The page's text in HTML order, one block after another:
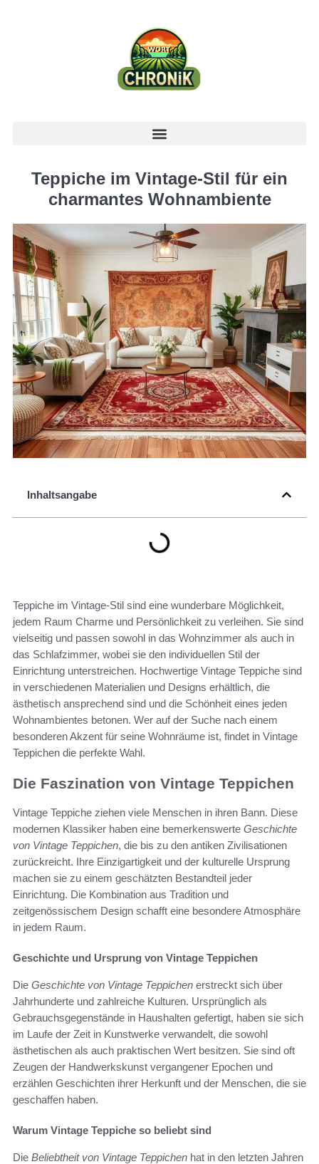
Teppiche im Vintage-Stil für ein
charmantes Wohnambiente
Inhaltsangabe
Teppiche im Vintage-Stil sind eine wunderbare Möglichkeit,
jedem Raum Charme und Persönlichkeit zu verleihen. Sie sind
vielseitig und passen sowohl in das Wohnzimmer als auch in
das Schlafzimmer, wobei sie den individuellen Stil der
Einrichtung unterstreichen. Hochwertige Vintage Teppiche sind
in verschiedenen Materialien und Designs erhältlich, die
ästhetisch ansprechend sind und die Schönheit eines jeden
Wohnambientes betonen. Wer auf der Suche nach einem
besonderen Akzent für seine Wohnräume ist, findet in Vintage
Teppichen die perfekte Wahl.
Die Faszination von Vintage Teppichen
Vintage Teppiche ziehen viele Menschen in ihren Bann. Diese
modernen Klassiker haben eine bemerkenswerte Geschichte
von Vintage Teppichen, die bis zu den antiken Zivilisationen
zurückreicht. Ihre Einzigartigkeit und der kulturelle Ursprung
machen sie zu einem geschätzten Bestandteil jeder
Einrichtung. Die Kombination aus Tradition und
zeitgenössischem Design schafft eine besondere Atmosphäre
in jedem Raum.
Geschichte und Ursprung von Vintage Teppichen
Die Geschichte von Vintage Teppichen erstreckt sich über
Jahrhunderte und zahlreiche Kulturen. Ursprünglich als
Gebrauchsgegenstände in Haushalten gefertigt, haben sie sich
im Laufe der Zeit in Kunstwerke verwandelt, die sowohl
ästhetischen als auch praktischen Wert besitzen. Sie sind oft
Zeugen der Handwerkskunst vergangener Epochen und
erzählen Geschichten ihrer Herkunft und der Menschen, die sie
geschaffen haben.
Warum Vintage Teppiche so beliebt sind
Die Beliebtheit von Vintage Teppichen hat in den letzten Jahren